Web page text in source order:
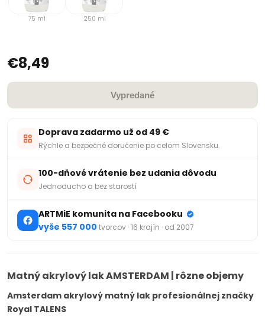
75 ml 250 ml
€8,49
Vypredané
Doprava zadarmo už od 49 €
Rýchle a bezpečné doručenie po celom Slovensku.
100-dňové vrátenie bez udania dôvodu
Jednoducho a bez starostí
ARTMiE komunita na Facebooku
vyše 557 000 tvorcov · 16 krajín · od 2007
Matný akrylový lak AMSTERDAM | rôzne objemy
Amsterdam akrylový matný lak profesionálnej značky
Royal TALENS